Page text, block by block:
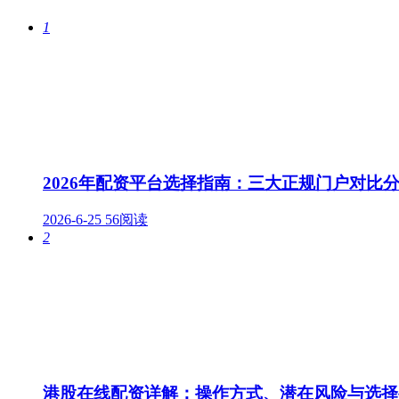
1
2026年配资平台选择指南：三大正规门户对比
2026-6-25 56阅读
2
港股在线配资详解：操作方式、潜在风险与选